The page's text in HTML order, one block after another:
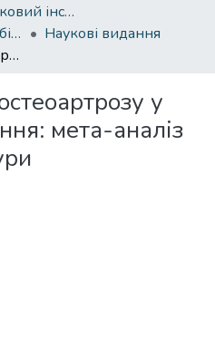
Навчально-науковий інститут здоров'я, реабілітації та фізичного виховання
Кафедра терапії та реабілітації
Наукові видання
Ризик розвитку остеоартрозу у хворих на ожиріння: мета-аналіз джерел літератури
у
мета-аналіз